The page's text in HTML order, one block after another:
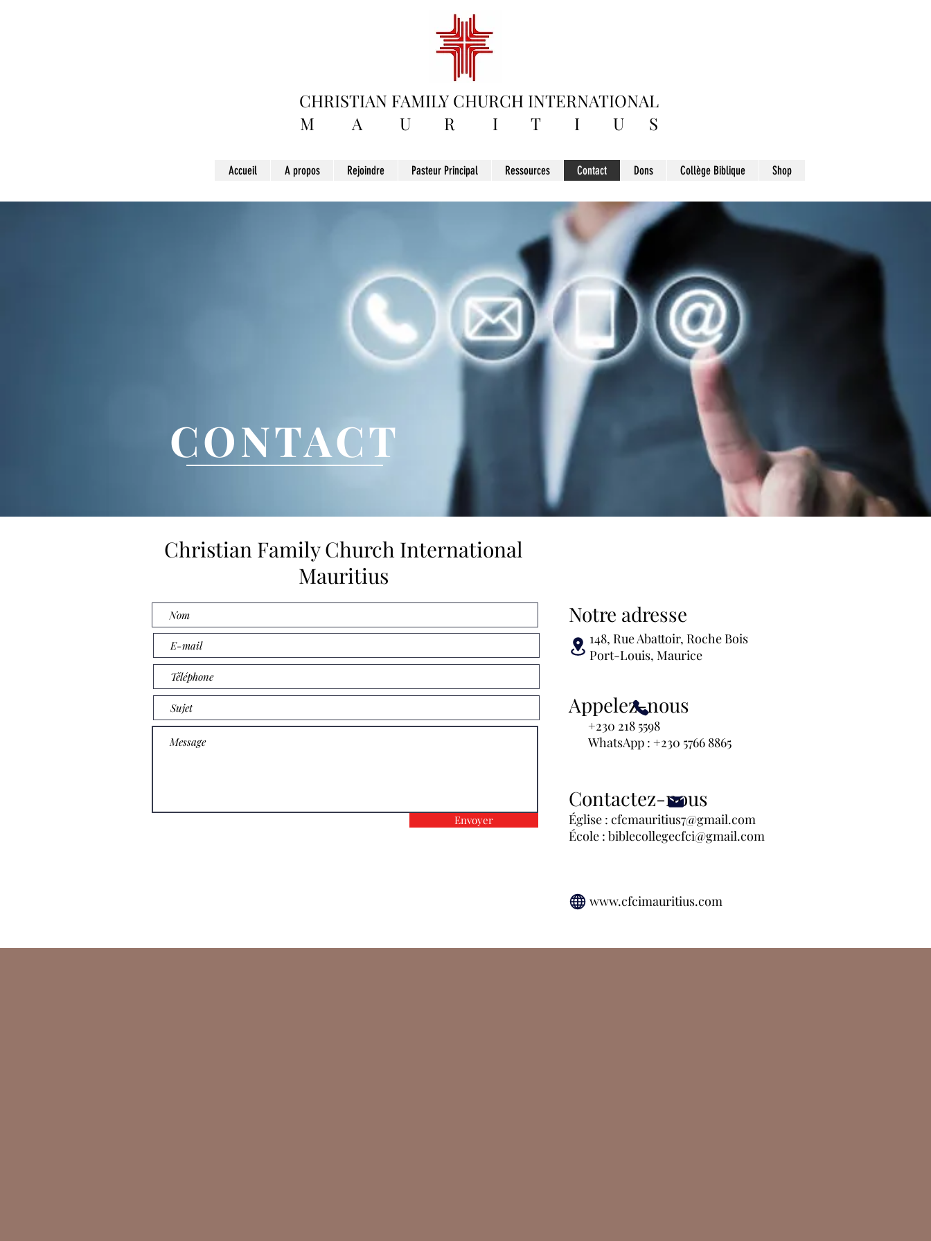
CHRISTIAN FAMILY CHURCH INTERNATIONAL
M A U R I T I U S
Accueil A propos Rejoindre Pasteur Principal Ressources Contact Dons Collège Biblique Shop
CONTACT
Christian Family Church International
Mauritius
Envoyer
Notre adresse
148, Rue Abattoir, Roche Bois
Port-Louis, Maurice
Appelez-nous
+230 218 5598
WhatsApp : +230 5766 8865
Contactez-nous
Église : cfcmauritius7@gmail.com
École : biblecollegecfci@gmail.com
www.cfcimauritius.com